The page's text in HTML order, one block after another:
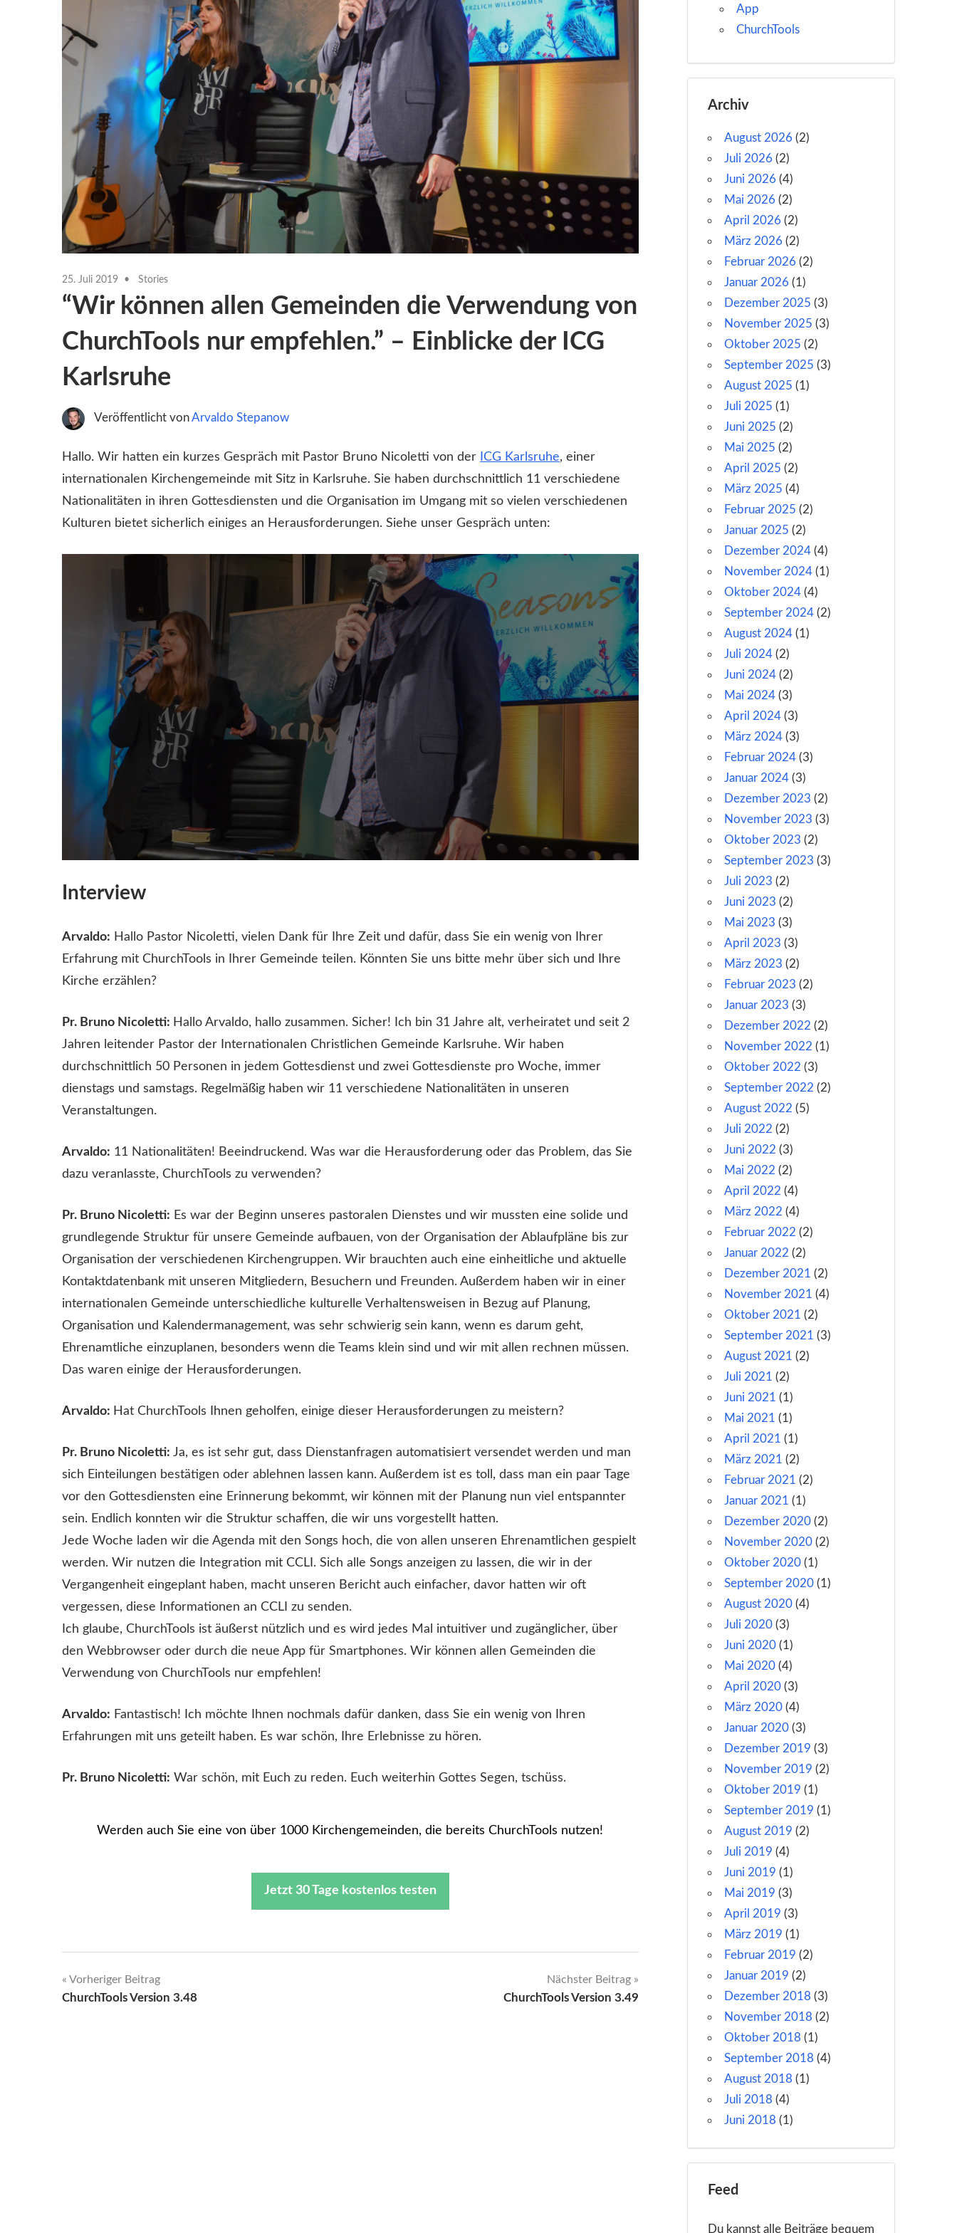
25. Juli 2019 Stories
“Wir können allen Gemeinden die Verwendung von
ChurchTools nur empfehlen.” – Einblicke der ICG
Karlsruhe
Veröffentlicht vonArvaldo Stepanow
Hallo. Wir hatten ein kurzes Gespräch mit Pastor Bruno Nicoletti von der ICG Karlsruhe, einer
internationalen Kirchengemeinde mit Sitz in Karlsruhe. Sie haben durchschnittlich 11 verschiedene
Nationalitäten in ihren Gottesdiensten und die Organisation im Umgang mit so vielen verschiedenen
Kulturen bietet sicherlich einiges an Herausforderungen. Siehe unser Gespräch unten:
Interview
Arvaldo: Hallo Pastor Nicoletti, vielen Dank für Ihre Zeit und dafür, dass Sie ein wenig von Ihrer
Erfahrung mit ChurchTools in Ihrer Gemeinde teilen. Könnten Sie uns bitte mehr über sich und Ihre
Kirche erzählen?
Pr. Bruno Nicoletti: Hallo Arvaldo, hallo zusammen. Sicher! Ich bin 31 Jahre alt, verheiratet und seit 2
Jahren leitender Pastor der Internationalen Christlichen Gemeinde Karlsruhe. Wir haben
durchschnittlich 50 Personen in jedem Gottesdienst und zwei Gottesdienste pro Woche, immer
dienstags und samstags. Regelmäßig haben wir 11 verschiedene Nationalitäten in unseren
Veranstaltungen.
Arvaldo: 11 Nationalitäten! Beeindruckend. Was war die Herausforderung oder das Problem, das Sie
dazu veranlasste, ChurchTools zu verwenden?
Pr. Bruno Nicoletti: Es war der Beginn unseres pastoralen Dienstes und wir mussten eine solide und
grundlegende Struktur für unsere Gemeinde aufbauen, von der Organisation der Ablaufpläne bis zur
Organisation der verschiedenen Kirchengruppen. Wir brauchten auch eine einheitliche und aktuelle
Kontaktdatenbank mit unseren Mitgliedern, Besuchern und Freunden. Außerdem haben wir in einer
internationalen Gemeinde unterschiedliche kulturelle Verhaltensweisen in Bezug auf Planung,
Organisation und Kalendermanagement, was sehr schwierig sein kann, wenn es darum geht,
Ehrenamtliche einzuplanen, besonders wenn die Teams klein sind und wir mit allen rechnen müssen.
Das waren einige der Herausforderungen.
Arvaldo: Hat ChurchTools Ihnen geholfen, einige dieser Herausforderungen zu meistern?
Pr. Bruno Nicoletti: Ja, es ist sehr gut, dass Dienstanfragen automatisiert versendet werden und man
sich Einteilungen bestätigen oder ablehnen lassen kann. Außerdem ist es toll, dass man ein paar Tage
vor den Gottesdiensten eine Erinnerung bekommt, wir können mit der Planung nun viel entspannter
sein. Endlich konnten wir die Struktur schaffen, die wir uns vorgestellt hatten.
Jede Woche laden wir die Agenda mit den Songs hoch, die von allen unseren Ehrenamtlichen gespielt
werden. Wir nutzen die Integration mit CCLI. Sich alle Songs anzeigen zu lassen, die wir in der
Vergangenheit eingeplant haben, macht unseren Bericht auch einfacher, davor hatten wir oft
vergessen, diese Informationen an CCLI zu senden.
Ich glaube, ChurchTools ist äußerst nützlich und es wird jedes Mal intuitiver und zugänglicher, über
den Webbrowser oder durch die neue App für Smartphones. Wir können allen Gemeinden die
Verwendung von ChurchTools nur empfehlen!
Arvaldo: Fantastisch! Ich möchte Ihnen nochmals dafür danken, dass Sie ein wenig von Ihren
Erfahrungen mit uns geteilt haben. Es war schön, Ihre Erlebnisse zu hören.
Pr. Bruno Nicoletti: War schön, mit Euch zu reden. Euch weiterhin Gottes Segen, tschüss.
Werden auch Sie eine von über 1000 Kirchengemeinden, die bereits ChurchTools nutzen!
Jetzt 30 Tage kostenlos testen
Beitragsnavigation
Vorheriger Beitrag
ChurchTools Version 3.48
Nächster Beitrag
ChurchTools Version 3.49
App
ChurchTools
Archiv
August 2026 (2)
Juli 2026 (2)
Juni 2026 (4)
Mai 2026 (2)
April 2026 (2)
März 2026 (2)
Februar 2026 (2)
Januar 2026 (1)
Dezember 2025 (3)
November 2025 (3)
Oktober 2025 (2)
September 2025 (3)
August 2025 (1)
Juli 2025 (1)
Juni 2025 (2)
Mai 2025 (2)
April 2025 (2)
März 2025 (4)
Februar 2025 (2)
Januar 2025 (2)
Dezember 2024(4)
November 2024(1)
Oktober 2024(4)
September 2024(2)
August 2024(1)
Juli 2024(2)
Juni 2024(2)
Mai 2024(3)
April 2024(3)
März 2024(3)
Februar 2024(3)
Januar 2024(3)
Dezember 2023 (2)
November 2023 (3)
Oktober 2023 (2)
September 2023 (3)
Juli 2023 (2)
Juni 2023 (2)
Mai 2023 (3)
April 2023 (3)
März 2023 (2)
Februar 2023 (2)
Januar 2023 (3)
Dezember 2022 (2)
November 2022 (1)
Oktober 2022 (3)
September 2022 (2)
August 2022 (5)
Juli 2022 (2)
Juni 2022 (3)
Mai 2022 (2)
April 2022 (4)
März 2022 (4)
Februar 2022 (2)
Januar 2022 (2)
Dezember 2021 (2)
November 2021 (4)
Oktober 2021 (2)
September 2021 (3)
August 2021 (2)
Juli 2021 (2)
Juni 2021 (1)
Mai 2021 (1)
April 2021 (1)
März 2021 (2)
Februar 2021 (2)
Januar 2021 (1)
Dezember 2020(2)
November 2020(2)
Oktober 2020(1)
September 2020(1)
August 2020(4)
Juli 2020(3)
Juni 2020(1)
Mai 2020(4)
April 2020(3)
März 2020(4)
Januar 2020(3)
Dezember 2019 (3)
November 2019 (2)
Oktober 2019 (1)
September 2019 (1)
August 2019 (2)
Juli 2019 (4)
Juni 2019 (1)
Mai 2019 (3)
April 2019 (3)
März 2019 (1)
Februar 2019 (2)
Januar 2019 (2)
Dezember 2018 (3)
November 2018 (2)
Oktober 2018 (1)
September 2018 (4)
August 2018 (1)
Juli 2018 (4)
Juni 2018 (1)
Feed
Du kannst alle Beiträge bequem